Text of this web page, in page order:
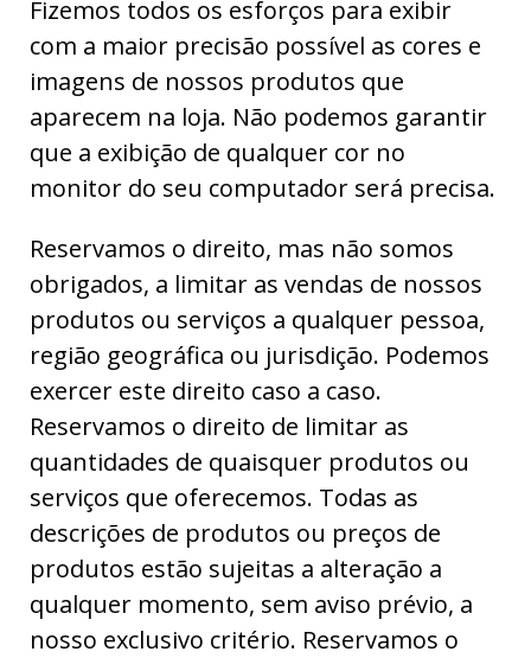
Fizemos todos os esforços para exibir
com a maior precisão possível as cores e
imagens de nossos produtos que
aparecem na loja. Não podemos garantir
que a exibição de qualquer cor no
monitor do seu computador será precisa.
Reservamos o direito, mas não somos
obrigados, a limitar as vendas de nossos
produtos ou serviços a qualquer pessoa,
região geográfica ou jurisdição. Podemos
exercer este direito caso a caso.
Reservamos o direito de limitar as
quantidades de quaisquer produtos ou
serviços que oferecemos. Todas as
descrições de produtos ou preços de
produtos estão sujeitas a alteração a
qualquer momento, sem aviso prévio, a
nosso exclusivo critério. Reservamos o